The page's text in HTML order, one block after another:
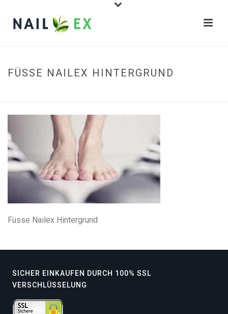
FÜSSE NAILEX HINTERGRUND
Füsse Nailex Hintergrund
SICHER EINKAUFEN DURCH 100% SSL
VERSCHLÜSSELUNG